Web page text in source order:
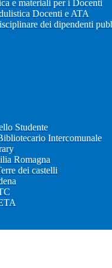
e materiali per i Docenti
Docenti e ATA
dei dipendenti
Studente
Intercomunale
Romagna
dei castelli